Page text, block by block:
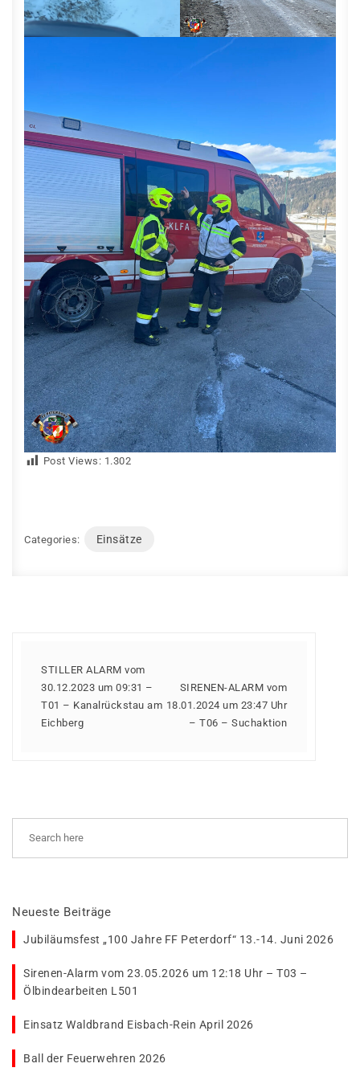
Post Views: 1.302
Categories: Einsätze
STILLER ALARM vom
30.12.2023 um 09:31 –
T01 – Kanalrückstau am
Eichberg
SIRENEN-ALARM vom
18.01.2024 um 23:47 Uhr
– T06 – Suchaktion
Neueste Beiträge
Jubiläumsfest „100 Jahre FF Peterdorf“ 13.-14. Juni 2026
Sirenen-Alarm vom 23.05.2026 um 12:18 Uhr – T03 –
Ölbindearbeiten L501
Einsatz Waldbrand Eisbach-Rein April 2026
Ball der Feuerwehren 2026